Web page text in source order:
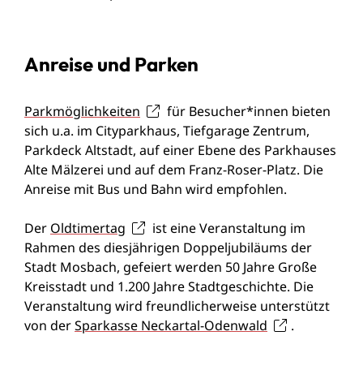
Anreise und Parken
Parkmöglichkeiten
für Besucher*innen bieten
sich u.a. im Cityparkhaus, Tiefgarage Zentrum,
Parkdeck Altstadt, auf einer Ebene des Parkhauses
Alte Mälzerei und auf dem Franz-Roser-Platz. Die
Anreise mit Bus und Bahn wird empfohlen.
Der Oldtimertag
ist eine Veranstaltung im
Rahmen des diesjährigen Doppeljubiläums der
Stadt Mosbach, gefeiert werden 50 Jahre Große
Kreisstadt und 1.200 Jahre Stadtgeschichte. Die
Veranstaltung wird freundlicherweise unterstützt
von derSparkasse Neckartal-Odenwald .